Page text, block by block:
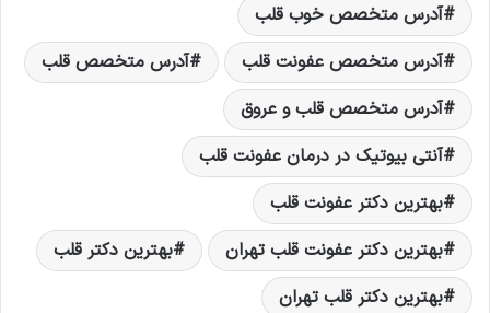
آدرس متخصص خوب قلب
آدرس متخصص عفونت قلب
آدرس متخصص قلب
آدرس متخصص قلب و عروق
آنتی بیوتیک در درمان عفونت قلب
بهترین دکتر عفونت قلب
بهترین دکتر عفونت قلب تهران
بهترین دکتر قلب
بهترین دکتر قلب تهران